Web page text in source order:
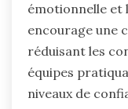
émotionnelle et
encourage une
réduisant les
équipes
niveaux de